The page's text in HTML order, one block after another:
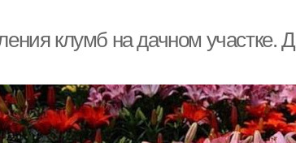
клумб на дачном участке.